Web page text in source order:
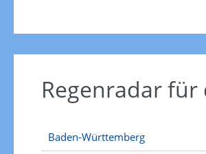
Regenradar
Baden-Württemberg